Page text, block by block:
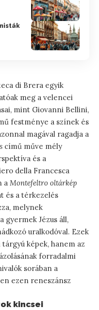
di Brera egyik
meg a velencei
mint Giovanni Bellini,
festménye a színek és
magával ragadja a
című műve mély
és a
della Francesca
a Montefeltro oltárkép
és a térkezelés
melynek
gyermek Jézus áll,
uralkodóval. Ezek
képek, hanem az
forradalmi
sorában a
ezen reneszánsz
kincsei